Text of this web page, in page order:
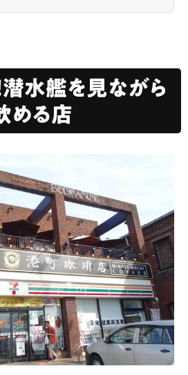
潜水艦を見ながら
める店